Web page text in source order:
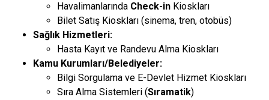
Havalimanlarında Check-in Kioskları
Bilet Satış Kioskları (sinema, tren, otobüs)
Sağlık Hizmetleri:
Hasta Kayıt ve Randevu Alma Kioskları
Kamu Kurumları/Belediyeler:
Bilgi Sorgulama ve E-Devlet Hizmet Kioskları
Sıra Alma Sistemleri (Sıramatik)